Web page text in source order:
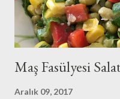
Maş Fasülyesi
Aralık 09, 2017